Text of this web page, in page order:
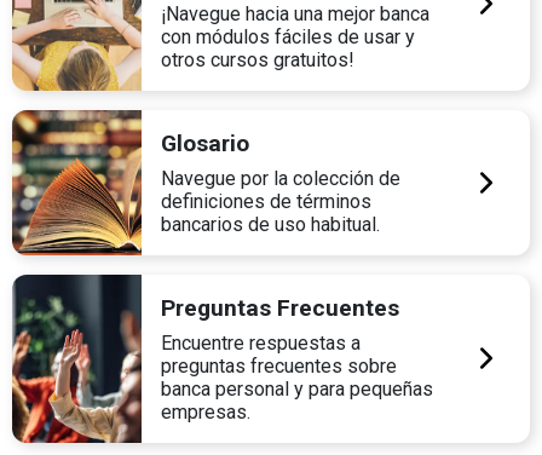
¡Navegue hacia una mejor banca
con módulos fáciles de usar y
otros cursos gratuitos!
Glosario
Navegue por la colección de
definiciones de términos
bancarios de uso habitual.
Preguntas Frecuentes
Encuentre respuestas a
preguntas frecuentes sobre
banca personal y para pequeñas
empresas.